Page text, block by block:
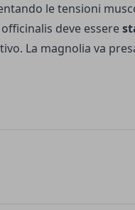
le tensioni
deve essere
La magnolia va